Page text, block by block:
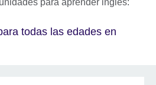
todas las edades en